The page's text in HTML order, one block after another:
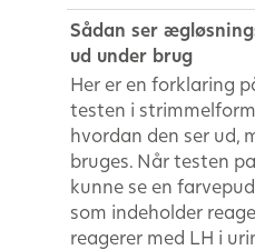
Sådan ser
ud under brug
Her er en forklaring
testen i
hvordan den ser ud,
bruges. Når testen
kunne se en
som indeholder
reagerer med LH i